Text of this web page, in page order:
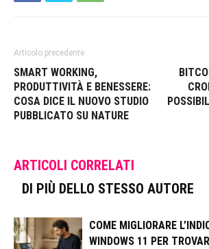
Articolo precedente
SMART WORKING,
PRODUTTIVITÀ E BENESSERE:
COSA DICE IL NUOVO STUDIO
PUBBLICATO SU NATURE
ARTICOLI CORRELATI
DI PIÙ DELLO STESSO AUTORE
COME MIGLIORARE
WINDOWS 11 PER